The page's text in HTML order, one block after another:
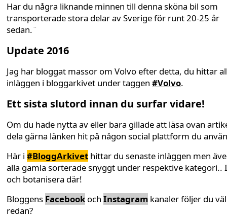
Har du några liknande minnen till denna sköna bil som
transporterade stora delar av Sverige för runt 20-25 år
sedan.¨
Update 2016
Jag har bloggat massor om Volvo efter detta, du hittar
inläggen i bloggarkivet under taggen #Volvo.
Ett sista slutord innan du surfar vidare!
Om du hade nytta av eller bara gillade att läsa ovan
dela gärna länken hit på någon social plattform du
Här i #BloggArkivet hittar du senaste inläggen men
alla gamla sorterade snyggt under respektive kategori..
och botanisera där!
Bloggens Facebookoch Instagram kanaler följer du väl
redan?